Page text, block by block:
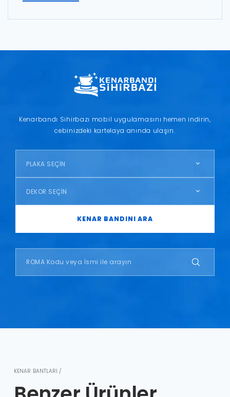
Kenarbandı Sihirbazı mobil uygulamasını hemen indirin,
cebinizdeki kartelaya anında ulaşın.
PLAKA SEÇİN
DEKOR SEÇİN
KENAR BANDINI ARA
KENAR BANTLARI /